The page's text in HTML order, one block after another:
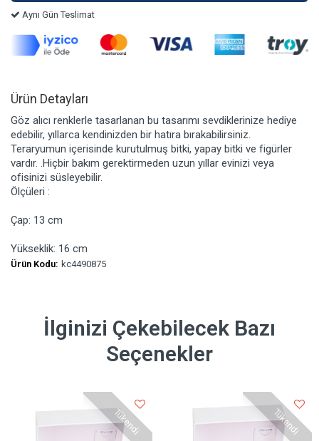
Aynı Gün Teslimat
Ürün Detayları
Göz alıcı renklerle tasarlanan bu tasarımı sevdiklerinize hediye
edebilir, yıllarca kendinizden bir hatıra bırakabilirsiniz.
Teraryumun içerisinde kurutulmuş bitki, yapay bitki ve figürler
vardır. .Hiçbir bakım gerektirmeden uzun yıllar evinizi veya
ofisinizi süsleyebilir.
Ölçüleri :
Çap: 13 cm
Yükseklik: 16 cm
Ürün Kodu: kc4490875
İlginizi Çekebilecek Bazı
Seçenekler
Tükendi Tükendi